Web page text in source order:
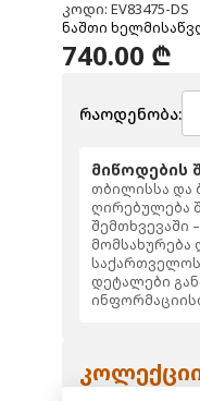
კოდი: EV83475-DS
ნაშთი
740.00 ₾
რაოდენობა:
მიწოდების
თბილისსა და
ღირებულება
შემთხვევაში
მომსახურება
საქართველოს
დეტალები